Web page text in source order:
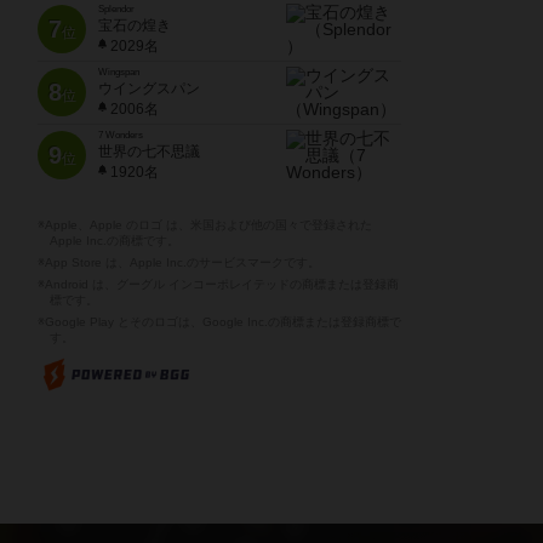
7位
宝石の煌き
2029名
8位
Wingspan
ウイングスパン
2006名
9位
7 Wonders
世界の七不思議
1920名